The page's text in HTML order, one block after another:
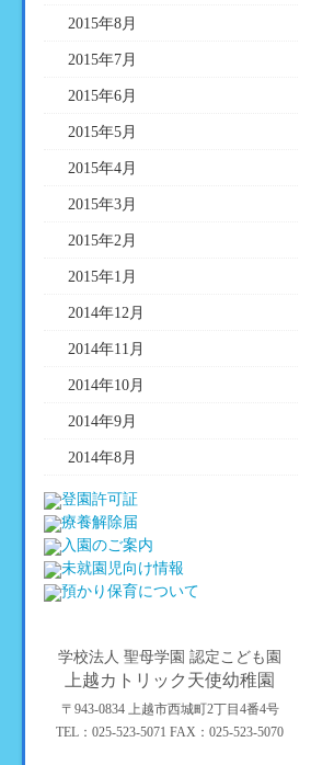
2015年8月
2015年7月
2015年6月
2015年5月
2015年4月
2015年3月
2015年2月
2015年1月
2014年12月
2014年11月
2014年10月
2014年9月
2014年8月
学校法人 聖母学園 認定こども園
上越カトリック天使幼稚園
〒943-0834 上越市西城町2丁目4番4号
TEL：025-523-5071 FAX：025-523-5070